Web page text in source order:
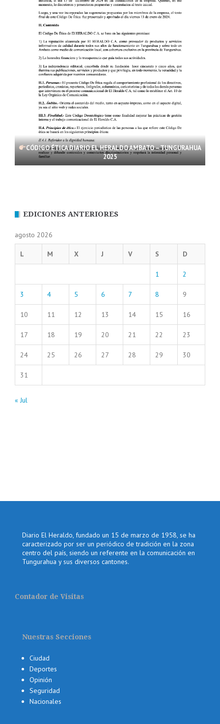
CÓDIGO ÉTICA DIARIO EL HERALDO AMBATO – TUNGURAHUA
2025
EDICIONES ANTERIORES
agosto 2026
L M X J V S D
1 2
3 4 5 6 7 8 9
10 11 12 13 14 15 16
17 18 19 20 21 22 23
24 25 26 27 28 29 30
31
« Jul
Diario El Heraldo, fundado un 15 de marzo de 1958, se ha
caracterizado por ser un periódico de tradición en la zona
centro del país, siendo un referente en la comunicación en
Tungurahua y sus diversos cantones.
Contador de Visitas
Nuestras Secciones
Ciudad
Deportes
Opinión
Seguridad
Nacionales